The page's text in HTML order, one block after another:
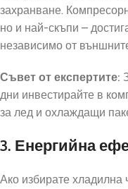
захранване.
но и най-скъпи –
независимо от
Съвет от експертите:
дни инвестирайте в
за лед и охлаждащи
3. Енергийна
Ако избирате хладилна